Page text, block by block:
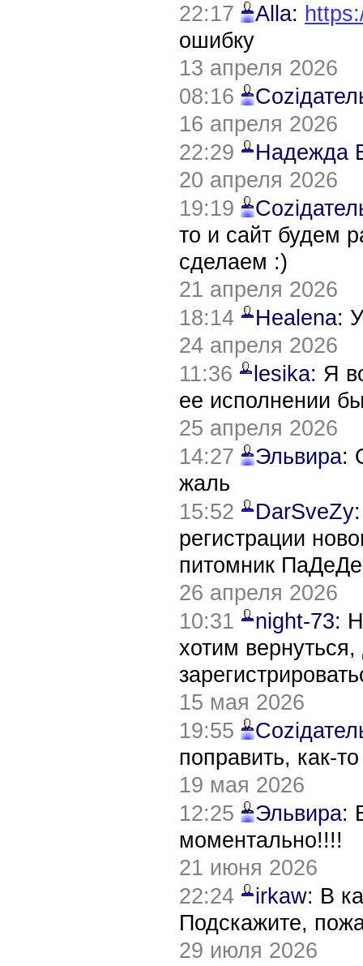
22:17 Alla:
ошибку
13 апреля 2026
08:16
16 апреля 2026
22:29
Надежда
20 апреля 2026
19:19
то и сайт будем
сделаем :)
21 апреля 2026
18:14
Healena:
24 апреля 2026
11:36
lesika: Я
ее исполнении
25 апреля 2026
14:27
Эльвира:
жаль
15:52
DarSveZy
регистрации
питомник
26 апреля 2026
10:31
night-73:
хотим
15 мая 2026
19:55
поправить, как-
19 мая 2026
12:25
Эльвира:
моментально!!!!
21 июня 2026
22:24
irkaw: В
Подскажите,
29 июля 2026